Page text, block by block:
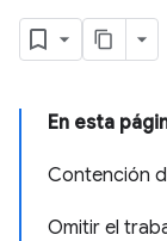
En esta
Contención
Omitir el